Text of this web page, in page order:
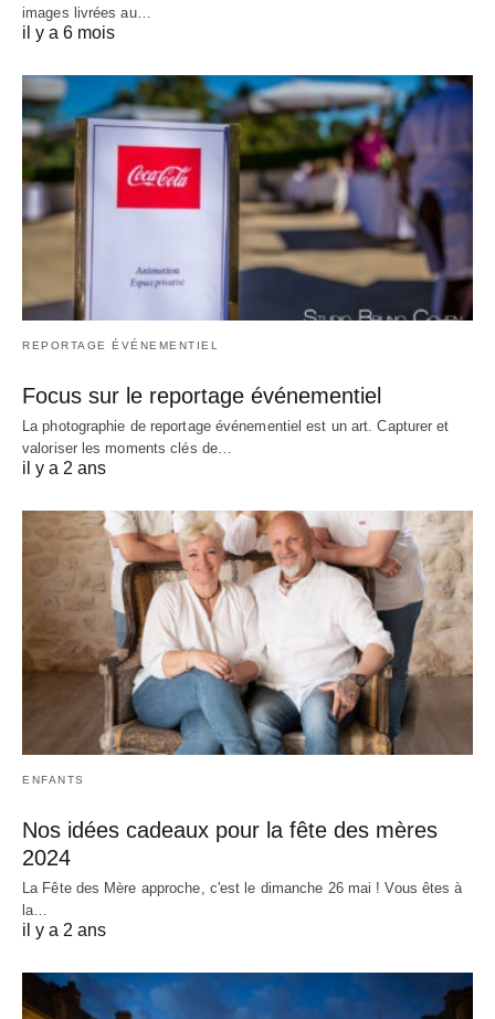
images livrées au…
il y a 6 mois
REPORTAGE ÉVÉNEMENTIEL
Focus sur le reportage événementiel
La photographie de reportage événementiel est un art. Capturer et
valoriser les moments clés de…
il y a 2 ans
ENFANTS
Nos idées cadeaux pour la fête des mères
2024
La Fête des Mère approche, c'est le dimanche 26 mai ! Vous êtes à
la…
il y a 2 ans